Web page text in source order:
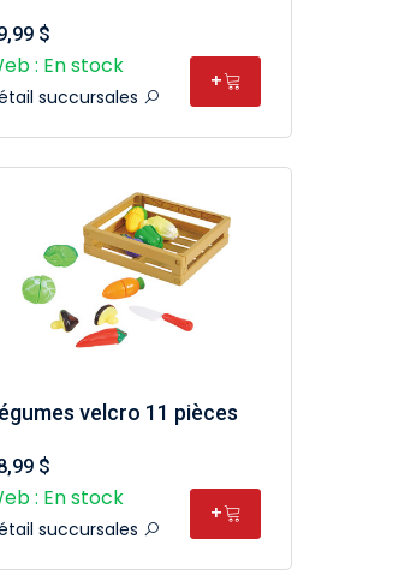
$
: En stock
succursales
+
velcro 11 pièces
$
: En stock
succursales
+